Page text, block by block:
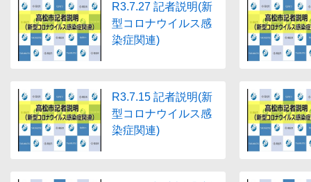
R3.7.27 記者説明(新
型コロナウイルス感
染症関連)
R3.7.15 記者説明(新
型コロナウイルス感
染症関連)